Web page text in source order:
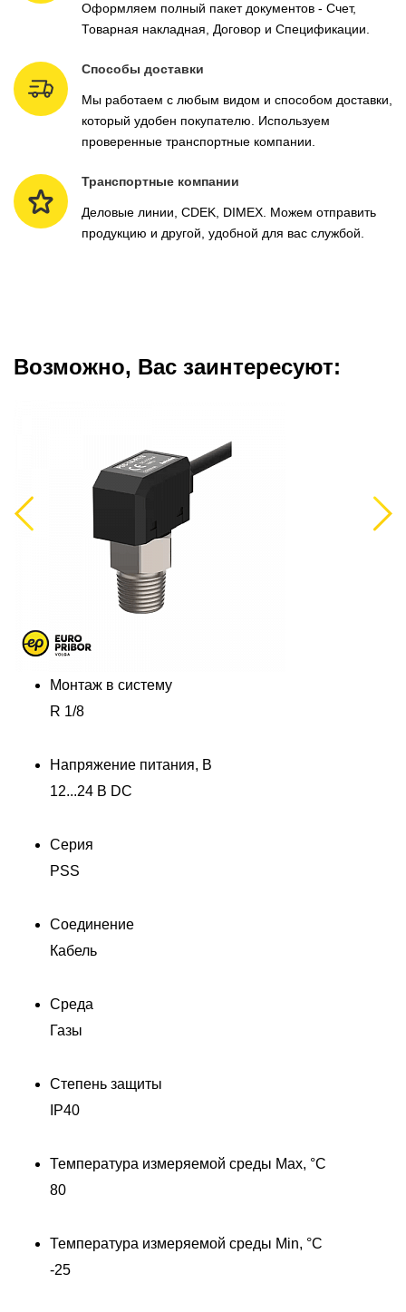
Оформляем полный пакет документов - Счет,
Товарная накладная, Договор и Спецификации.
Способы доставки
Мы работаем с любым видом и способом доставки,
который удобен покупателю. Используем
проверенные транспортные компании.
Транспортные компании
Деловые линии, CDEK, DIMEX. Можем отправить
продукцию и другой, удобной для вас службой.
Возможно, Вас заинтересуют:
Previous
Монтаж в систему
R 1/8
Напряжение питания, В
12...24 В DC
Серия
PSS
Соединение
Кабель
Среда
Газы
Степень защиты
IP40
Температура измеряемой среды Max, °C
80
Температура измеряемой среды Min, °C
-25
Next